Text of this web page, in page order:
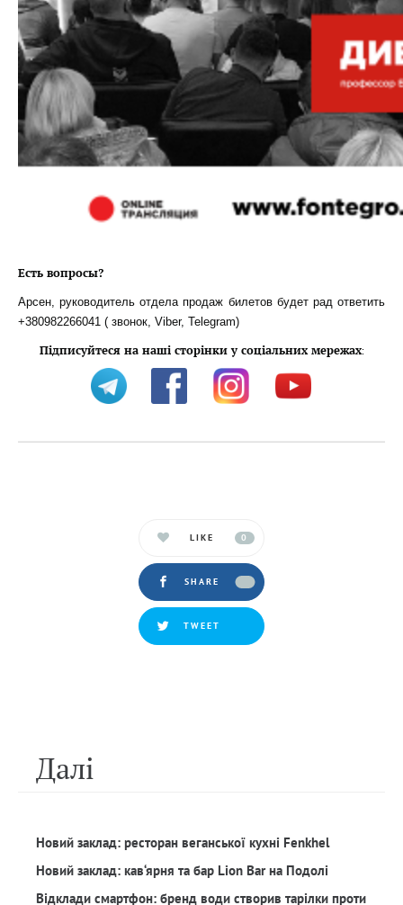
Есть вопросы?
Арсен, руководитель отдела продаж билетов будет рад ответить
+380982266041 ( звонок, Viber, Telegram)
Підписуйтеся на наші сторінки у соціальних мережах:
LIKE 0
SHARE
TWEET
Далi
Новий заклад: ресторан веганської кухні Fenkhel
Новий заклад: кав‘ярня та бар Lion Bar на Подолі
Відклади смартфон: бренд води створив тарілки проти